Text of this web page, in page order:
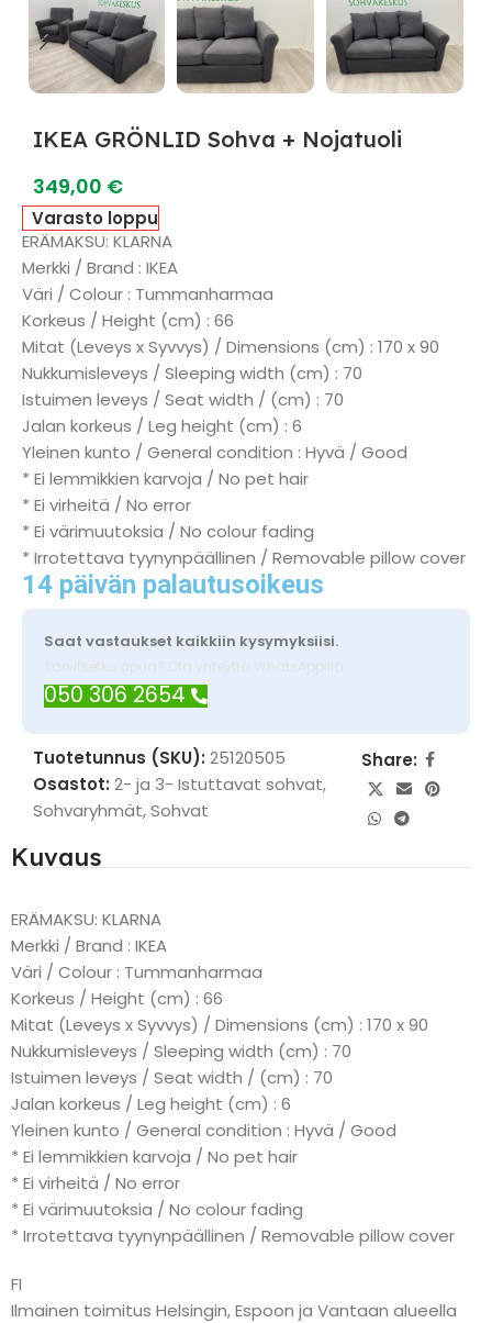
IKEA GRÖNLID Sohva + Nojatuoli
349,00 €
Varasto loppu
ERÄMAKSU: KLARNA
Merkki / Brand : IKEA
Väri / Colour : Tummanharmaa
Korkeus / Height (cm) : 66
Mitat (Leveys x Syvvys) / Dimensions (cm) : 170 x 90
Nukkumisleveys / Sleeping width (cm) : 70
Istuimen leveys / Seat width / (cm) : 70
Jalan korkeus / Leg height (cm) : 6
Yleinen kunto / General condition : Hyvä / Good
* Ei lemmikkien karvoja / No pet hair
* Ei virheitä / No error
* Ei värimuutoksia / No colour fading
* Irrotettava tyynynpäällinen / Removable pillow cover
14 päivän palautusoikeus
Saat vastaukset kaikkiin kysymyksiisi.
Tarvitsetko apua? Ota yhteyttä WhatsAppilla
050 306 2654
Tuotetunnus (SKU): 25120505
Osastot: 2- ja 3- Istuttavat sohvat,
Sohvaryhmät,Sohvat
Share:
Kuvaus
ERÄMAKSU: KLARNA
Merkki / Brand : IKEA
Väri / Colour : Tummanharmaa
Korkeus / Height (cm) : 66
Mitat (Leveys x Syvvys) / Dimensions (cm) : 170 x 90
Nukkumisleveys / Sleeping width (cm) : 70
Istuimen leveys / Seat width / (cm) : 70
Jalan korkeus / Leg height (cm) : 6
Yleinen kunto / General condition : Hyvä / Good
* Ei lemmikkien karvoja / No pet hair
* Ei virheitä / No error
* Ei värimuutoksia / No colour fading
* Irrotettava tyynynpäällinen / Removable pillow cover
FI
Ilmainen toimitus Helsingin, Espoon ja Vantaan alueella